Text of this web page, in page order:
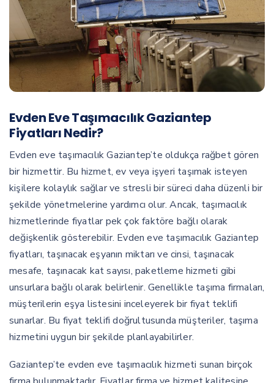
Evden Eve Taşımacılık Gaziantep
Fiyatları Nedir?
Evden eve taşımacılık Gaziantep’te oldukça rağbet gören
bir hizmettir. Bu hizmet, ev veya işyeri taşımak isteyen
kişilere kolaylık sağlar ve stresli bir süreci daha düzenli bir
şekilde yönetmelerine yardımcı olur. Ancak, taşımacılık
hizmetlerinde fiyatlar pek çok faktöre bağlı olarak
değişkenlik gösterebilir. Evden eve taşımacılık Gaziantep
fiyatları, taşınacak eşyanın miktarı ve cinsi, taşınacak
mesafe, taşınacak kat sayısı, paketleme hizmeti gibi
unsurlara bağlı olarak belirlenir. Genellikle taşıma firmaları,
müşterilerin eşya listesini inceleyerek bir fiyat teklifi
sunarlar. Bu fiyat teklifi doğrultusunda müşteriler, taşıma
hizmetini uygun bir şekilde planlayabilirler.
Gaziantep’te evden eve taşımacılık hizmeti sunan birçok